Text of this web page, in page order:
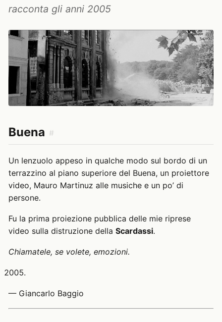
racconta gli anni 2005
Buena #
Un lenzuolo appeso in qualche modo sul bordo di un
terrazzino al piano superiore del Buena, un proiettore
video, Mauro Martinuz alle musiche e un po’ di
persone.
Fu la prima proiezione pubblica delle mie riprese
video sulla distruzione della Scardassi.
Chiamatele, se volete, emozioni.
— Giancarlo Baggio